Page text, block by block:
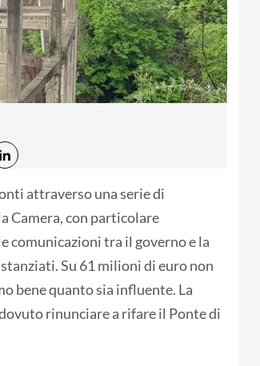
attraverso una serie di
Camera, con particolare
comunicazioni tra il governo e la
Su 61 milioni di euro non
bene quanto sia influente. La
rinunciare a rifare il Ponte di